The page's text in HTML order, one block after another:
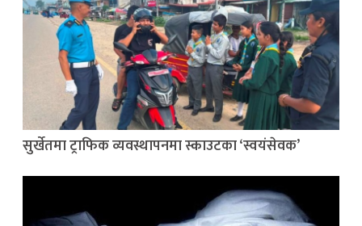
सुर्खेतमा ट्राफिक व्यवस्थापनमा स्काउटका ‘स्वयंसेवक’